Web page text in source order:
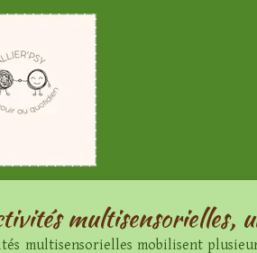
multisensorielles,
multisensorielles mobilisent